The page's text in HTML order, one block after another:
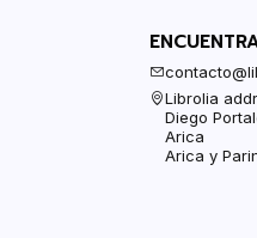
Librolia
Diego
Arica
Arica y